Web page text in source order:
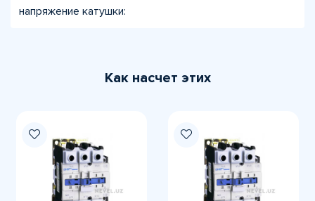
напряжение катушки:
Как насчет этих